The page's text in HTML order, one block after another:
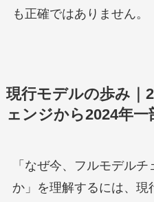
も正確ではありません。
現行モデルの歩み｜
ェンジから2024年一
「なぜ今、フルモデル
か」を理解するには、現